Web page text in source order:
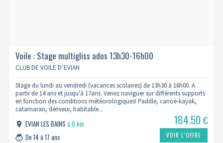
Voile : Stage multigliss ados 13h30-16h00
CLUB DE VOILE D’EVIAN
Stage du lundi au vendredi (vacances scolaires) de 13h30 à 16h00. A
partir de 14 ans et jusqu'à 17ans. Venez naviguer sur différents supports
en fonction des conditions météorologiques! Paddle, canoë-kayak,
catamaran, dériveur, habitable...
EVIAN LES BAINSà 0 km
De 14 à 17 ans
184.50€
VOIR L’OFFRE